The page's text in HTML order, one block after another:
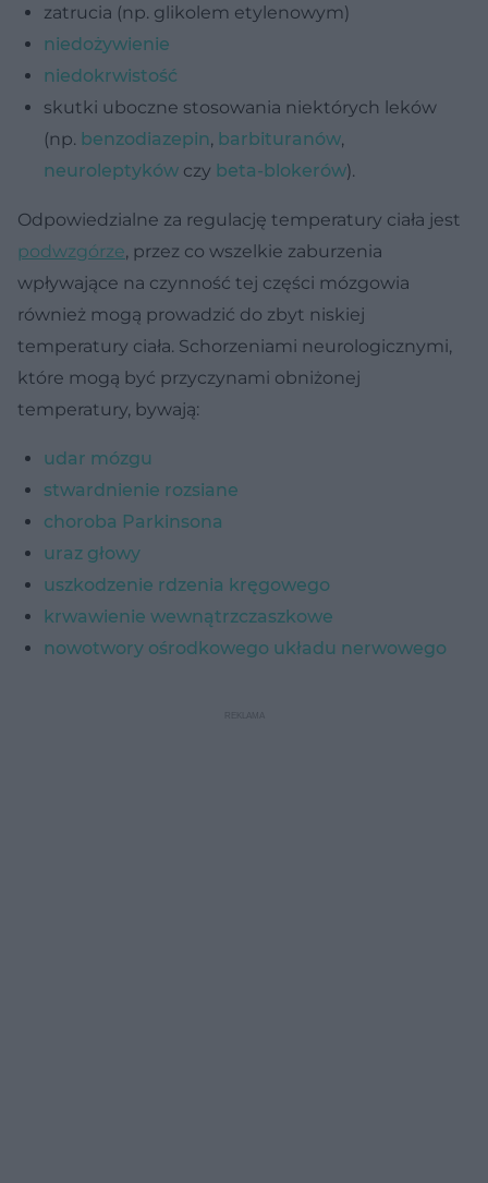
zatrucia (np. glikolem etylenowym)
niedożywienie
niedokrwistość
skutki uboczne stosowania niektórych leków
(np. benzodiazepin, barbituranów,
neuroleptyków czy beta-blokerów).
Odpowiedzialne za regulację temperatury ciała jest
podwzgórze, przez co wszelkie zaburzenia
wpływające na czynność tej części mózgowia
również mogą prowadzić do zbyt niskiej
temperatury ciała. Schorzeniami neurologicznymi,
które mogą być przyczynami obniżonej
temperatury, bywają:
udar mózgu
stwardnienie rozsiane
choroba Parkinsona
uraz głowy
uszkodzenie rdzenia kręgowego
krwawienie wewnątrzczaszkowe
nowotwory ośrodkowego układu nerwowego